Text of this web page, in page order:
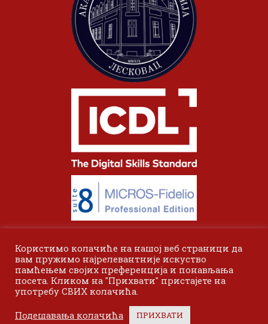
© 2024 Одсек Висока пословна школа Лесковац. Сва права
задржана.
Користимо колачиће на нашој веб страници да
вам пружимо најрелевантније искуство
памћењем својих преференција и понављања
посета. Кликом на "Прихвати" пристајете на
употребу СВИХ колачића.
Подешавања колачића ПРИХВАТИ